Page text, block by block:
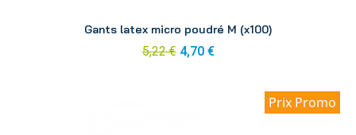
Gants latex micro poudré M (x100)
5,22 € 4,70 €
Prix Promo